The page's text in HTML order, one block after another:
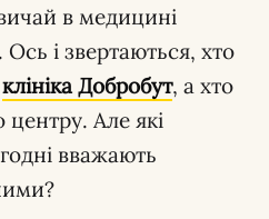
в медицині
і звертаються, хто
клініка Добробут, а хто
Але які
вважають